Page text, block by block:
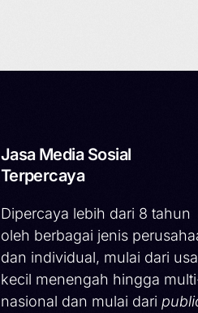
Jasa Media Sosial
Terpercaya
Dipercaya lebih dari 8 tahun
oleh berbagai jenis
dan individual, mulai dari
kecil menengah hingga
nasional dan mulai dari